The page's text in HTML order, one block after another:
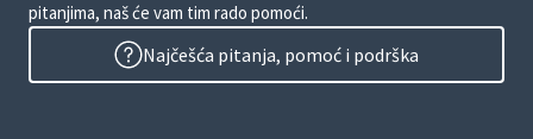
pitanjima, naš će vam tim rado pomoći.
Najčešća pitanja, pomoć i podrška